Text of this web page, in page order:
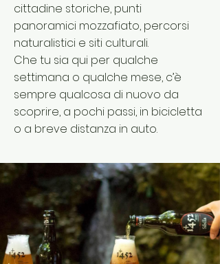
cittadine storiche, punti
panoramici mozzafiato, percorsi
naturalistici e siti culturali.
Che tu sia qui per qualche
settimana o qualche mese, c’è
sempre qualcosa di nuovo da
scoprire, a pochi passi, in bicicletta
o a breve distanza in auto.